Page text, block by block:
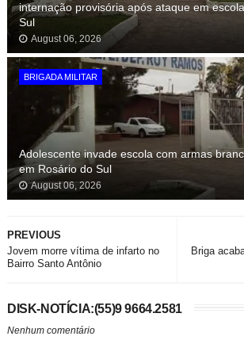
internação provisória após ataque em
Sul
August 06, 2026
BRIGADA MILITAR
Adolescente invade escola com armas
em Rosário do Sul
August 06, 2026
Briga
PREVIOUS
Jovem morre vítima de infarto no
Bairro Santo Antônio
DISK-NOTÍCIA:(55)9 9664.2581
Nenhum comentário